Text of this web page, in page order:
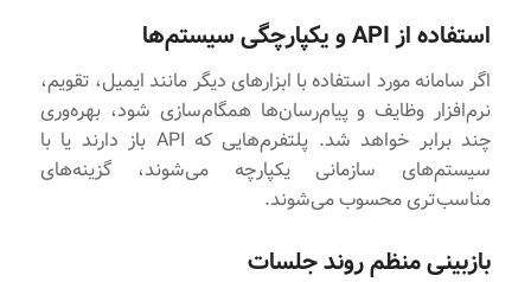
استفاده از API و یکپارچگی سیستم‌ها
اگر سامانه مورد استفاده با ابزارهای دیگر مانند ایمیل، تقویم،
نرم‌افزار وظایف و پیام‌رسان‌ها همگام‌سازی شود، بهره‌وری
چند برابر خواهد شد. پلتفرم‌هایی که API باز دارند یا با
سیستم‌های سازمانی یکپارچه می‌شوند، گزینه‌های
مناسب‌تری محسوب می‌شوند.
بازبینی منظم روند جلسات